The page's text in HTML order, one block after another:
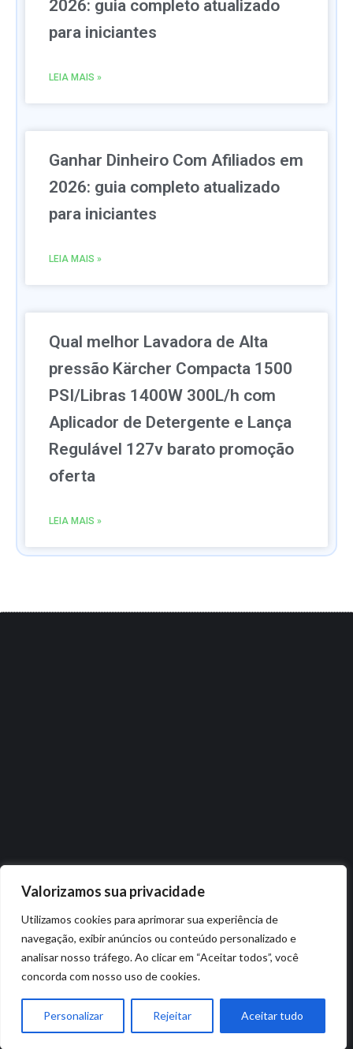
Valorizamos sua privacidade
Utilizamos cookies para aprimorar sua experiência de
navegação, exibir anúncios ou conteúdo personalizado e
analisar nosso tráfego. Ao clicar em “Aceitar todos”, você
concorda com nosso uso de cookies.
Personalizar Rejeitar Aceitar tudo
2026: guia completo atualizado
para iniciantes
LEIA MAIS »
Ganhar Dinheiro Com Afiliados em
2026: guia completo atualizado
para iniciantes
LEIA MAIS »
Qual melhor Lavadora de Alta
pressão Kärcher Compacta 1500
PSI/Libras 1400W 300L/h com
Aplicador de Detergente e Lança
Regulável 127v barato promoção
oferta
LEIA MAIS »